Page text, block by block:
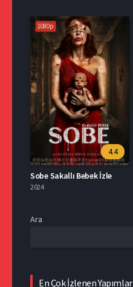
1080p
4.4
Sobe Sakallı Bebek İzle
2024
Ara
En Çok İzlenen Yapımlar